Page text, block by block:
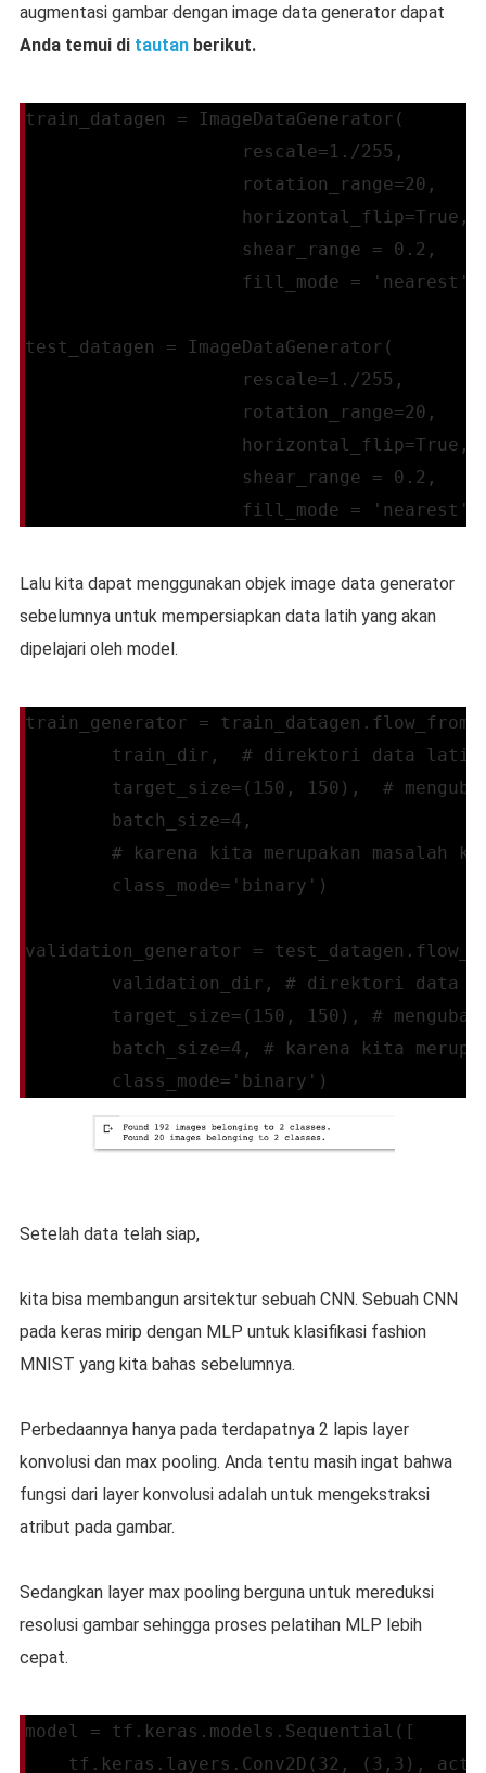
augmentasi gambar dengan image data generator dapat
Anda temui di tautanberikut.
train_datagen = ImageDataGenerator(
                    rescale=1./255,
                    rotation_range=20,
                    horizontal_flip=True,
                    shear_range = 0.2,
                    fill_mode = 'nearest')
test_datagen = ImageDataGenerator(
                    rescale=1./255,
                    rotation_range=20,
                    horizontal_flip=True,
                    shear_range = 0.2,
                    fill_mode = 'nearest')
Lalu kita dapat menggunakan objek image data generator
sebelumnya untuk mempersiapkan data latih yang akan
dipelajari oleh model.
train_generator =
        train_dir,  # direktori data latih
target_size=(150, 150),  #
        batch_size=4,
# karena kita merupakan masalah
        class_mode='binary')
validation_generator =
validation_dir, # direktori data
target_size=(150, 150), #
batch_size=4, # karena kita
        class_mode='binary')
Setelah data telah siap,
kita bisa membangun arsitektur sebuah CNN. Sebuah CNN
pada keras mirip dengan MLP untuk klasifikasi fashion
MNIST yang kita bahas sebelumnya.
Perbedaannya hanya pada terdapatnya 2 lapis layer
konvolusi dan max pooling. Anda tentu masih ingat bahwa
fungsi dari layer konvolusi adalah untuk mengekstraksi
atribut pada gambar.
Sedangkan layer max pooling berguna untuk mereduksi
resolusi gambar sehingga proses pelatihan MLP lebih
cepat.
model = tf.keras.models.Sequential([
tf.keras.layers.Conv2D(32, (3,3),